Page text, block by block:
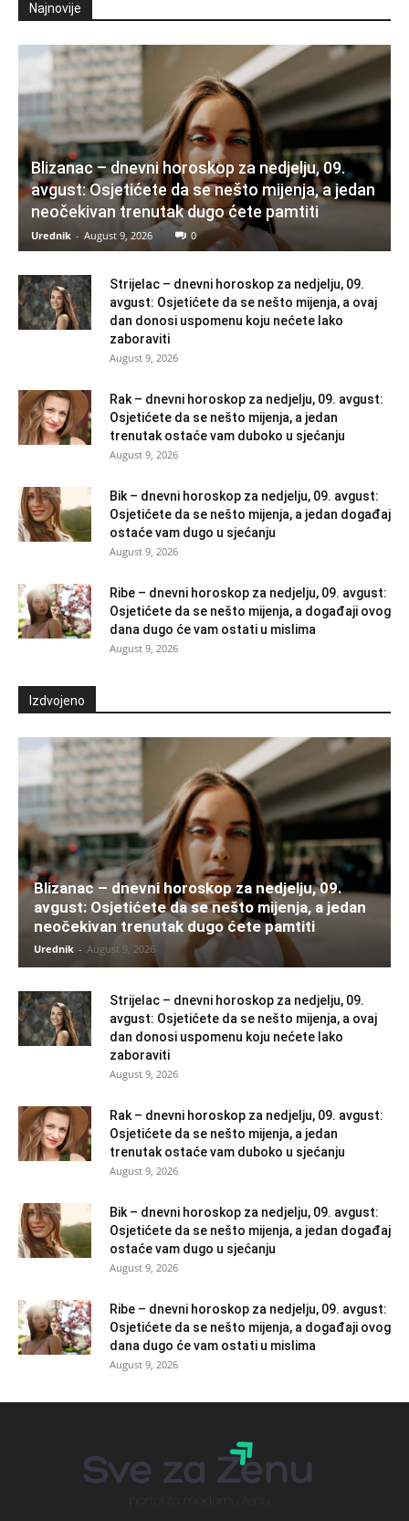
Najnovije
Blizanac – dnevni horoskop za nedjelju, 09.
avgust: Osjetićete da se nešto mijenja, a jedan
neočekivan trenutak dugo ćete pamtiti
Urednik - August 9, 2026 0
Strijelac – dnevni horoskop za nedjelju, 09.
avgust: Osjetićete da se nešto mijenja, a ovaj
dan donosi uspomenu koju nećete lako
zaboraviti
August 9, 2026
Rak – dnevni horoskop za nedjelju, 09. avgust:
Osjetićete da se nešto mijenja, a jedan
trenutak ostaće vam duboko u sjećanju
August 9, 2026
Bik – dnevni horoskop za nedjelju, 09. avgust:
Osjetićete da se nešto mijenja, a jedan događaj
ostaće vam dugo u sjećanju
August 9, 2026
Ribe – dnevni horoskop za nedjelju, 09. avgust:
Osjetićete da se nešto mijenja, a događaji ovog
dana dugo će vam ostati u mislima
August 9, 2026
Izdvojeno
Blizanac – dnevni horoskop za nedjelju, 09.
avgust: Osjetićete da se nešto mijenja, a jedan
neočekivan trenutak dugo ćete pamtiti
Urednik - August 9, 2026
Strijelac – dnevni horoskop za nedjelju, 09.
avgust: Osjetićete da se nešto mijenja, a ovaj
dan donosi uspomenu koju nećete lako
zaboraviti
August 9, 2026
Rak – dnevni horoskop za nedjelju, 09. avgust:
Osjetićete da se nešto mijenja, a jedan
trenutak ostaće vam duboko u sjećanju
August 9, 2026
Bik – dnevni horoskop za nedjelju, 09. avgust:
Osjetićete da se nešto mijenja, a jedan događaj
ostaće vam dugo u sjećanju
August 9, 2026
Ribe – dnevni horoskop za nedjelju, 09. avgust:
Osjetićete da se nešto mijenja, a događaji ovog
dana dugo će vam ostati u mislima
August 9, 2026